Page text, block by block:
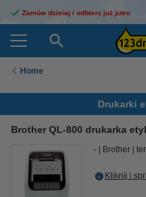
Zamów dzisiaj i odbierz już jutro
Home
Drukarki
Brother QL-800 drukarka
- Brother
Kliknij i